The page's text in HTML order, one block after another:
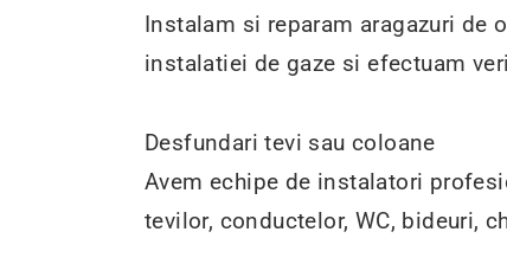
Instalam si reparam aragazuri de
instalatiei de gaze si efectuam
Desfundari tevi sau coloane
Avem echipe de instalatori
tevilor, conductelor, WC, bideuri,